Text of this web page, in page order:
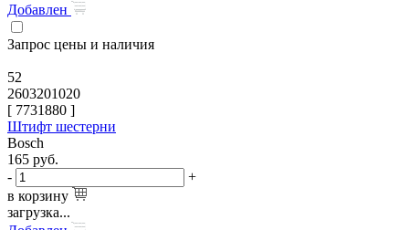
Добавлен
Запрос цены и наличия
52
2603201020
[ 7731880 ]
Штифт шестерни
Bosch
165 руб.
-
+
в корзину
загрузка...